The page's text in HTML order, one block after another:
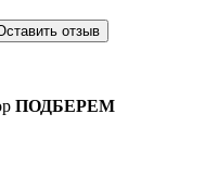
отзыв
ПОДБЕРЕМ